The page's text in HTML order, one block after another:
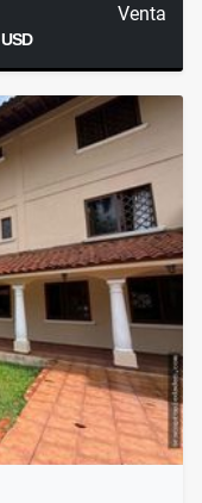
Venta
USD